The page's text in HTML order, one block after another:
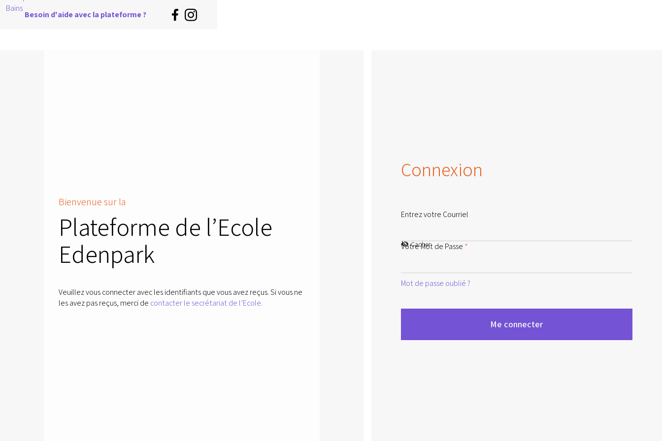
Besoin d'aide avec la plateforme ?
Bienvenue sur la
Plateforme de l’Ecole
Edenpark
Veuillez vous connecter avec les identifiants que vous avez reçus. Si vous ne
les avez pas reçus, merci de contacter le secrétariat de l’Ecole.
Connexion
Entrez votre Courriel
Votre Mot de Passe *
Cacher
Mot de passe oublié ?